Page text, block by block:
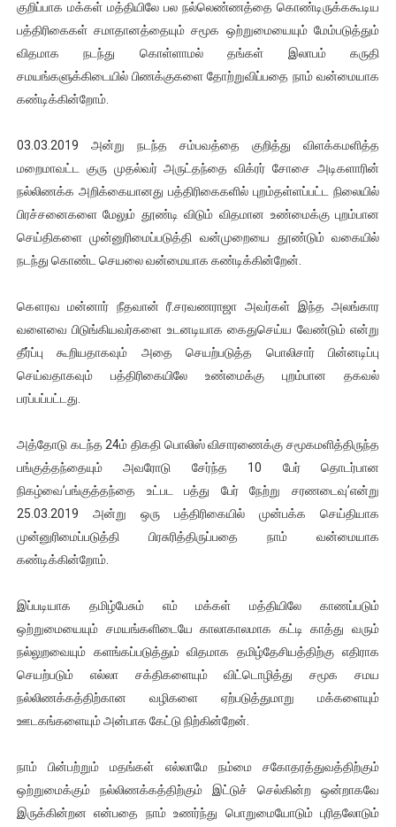
குறிப்பாக மக்கள் மத்தியிலே பல நல்லெண்ணத்தை கொண்டிருக்ககூடிய
பத்திரிகைகள் சமாதானத்தையும் சமூக ஒற்றுமையையும் மேம்படுத்தும்
விதமாக நடந்து கொள்ளாமல் தங்கள் இலாபம் கருதி
சமயங்களுக்கிடையில் பிணக்குகளை தோற்றுவிப்பதை நாம் வன்மையாக
கண்டிக்கின்றோம்.
03.03.2019 அன்று நடந்த சம்பவத்தை குறித்து விளக்கமளித்த
மறைமாவட்ட குரு முதல்வர் அருட்தந்தை விக்ரர் சோசை அடிகளாரின்
நல்லிணக்க அறிக்கையானது பத்திரிகைகளில் புறம்தள்ளப்பட்ட நிலையில்
பிரச்சனைகளை மேலும் தூண்டி விடும் விதமான உண்மைக்கு புறம்பான
செய்திகளை முன்னுரிமைப்படுத்தி வன்முறையை தூண்டும் வகையில்
நடந்து கொண்ட செயலை வன்மையாக கண்டிக்கின்றேன்.
கௌரவ மன்னார் நீதவான் ரீ.சரவணராஜா அவர்கள் இந்த அலங்கார
வளைவை பிடுங்கியவர்களை உடனடியாக கைதுசெய்ய வேண்டும் என்று
தீர்ப்பு கூறியதாகவும் அதை செயற்படுத்த பொலிசார் பின்னடிப்பு
செய்வதாகவும் பத்திரிகையிலே உண்மைக்கு புறம்பான தகவல்
பரப்பப்பட்டது.
அத்தோடு கடந்த 24ம் திகதி பொலிஸ் விசாரணைக்கு சமூகமளித்திருந்த
பங்குத்தந்தையும் அவரோடு சேர்ந்த 10 பேர் தொடர்பான
நிகழ்வை’பங்குத்தந்தை உட்பட பத்து பேர் நேற்று சரணடைவு’என்று
25.03.2019 அன்று ஒரு பத்திரிகையில் முன்பக்க செய்தியாக
முன்னுரிமைப்படுத்தி பிரசுரித்திருப்பதை நாம் வன்மையாக
கண்டிக்கின்றோம்.
இப்படியாக தமிழ்பேசும் எம் மக்கள் மத்தியிலே காணப்படும்
ஒற்றுமையையும் சமயங்களிடையே காலாகாலமாக கட்டி காத்து வரும்
நல்லுறவையும் களங்கப்படுத்தும் விதமாக தமிழ்தேசியத்திற்கு எதிராக
செயற்படும் எல்லா சக்திகளையும் விட்டொழித்து சமூக சமய
நல்லிணக்கத்திற்கான வழிகளை ஏற்படுத்துமாறு மக்களையும்
ஊடகங்களையும் அன்பாக கேட்டு நிற்கின்றேன்.
நாம் பின்பற்றும் மதங்கள் எல்லாமே நம்மை சகோதரத்துவத்திற்கும்
ஒற்றுமைக்கும் நல்லிணக்கத்திற்கும் இட்டுச் செல்கின்ற ஒன்றாகவே
இருக்கின்றன என்பதை நாம் உணர்ந்து பொறுமையோடும் புரிதலோடும்